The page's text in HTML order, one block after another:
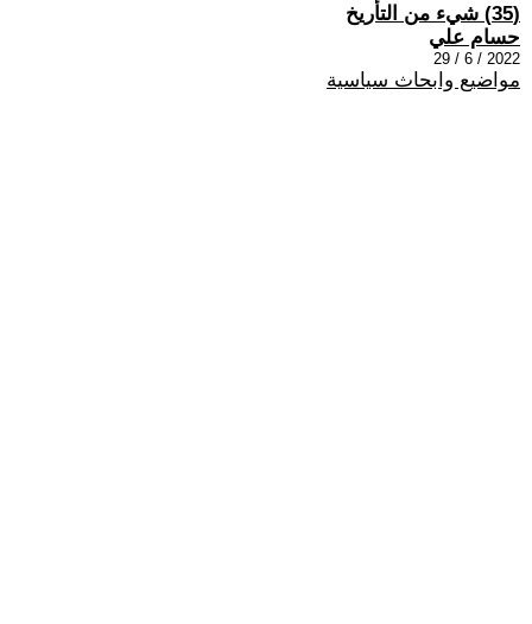
(35) شيء من التأريخ
حسام علي
2022 / 6 / 29
مواضيع وابحاث سياسية